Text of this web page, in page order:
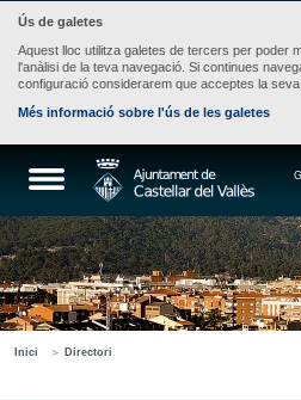
Ús de galetes
Aquest lloc utilitza galetes de tercers per poder
l'anàlisi de la teva navegació. Si continues
configuració considerarem que acceptes la seva
Més informació sobre l'ús de les galetes
Inici Directori